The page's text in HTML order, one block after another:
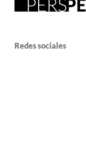
Redes sociales